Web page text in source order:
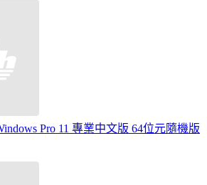
Pro 11 專業中文版 64位元隨機版